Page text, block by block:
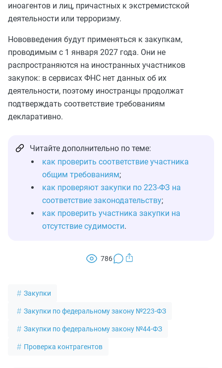
иноагентов и лиц, причастных к экстремистской
деятельности или терроризму.
Нововведения будут применяться к закупкам,
проводимым с 1 января 2027 года. Они не
распространяются на иностранных участников
закупок: в сервисах ФНС нет данных об их
деятельности, поэтому иностранцы продолжат
подтверждать соответствие требованиям
декларативно.
Читайте дополнительно по теме:
как проверить соответствие участника
общим требованиям;
как проверяют закупки по 223-ФЗ на
соответствие законодательству;
как проверить участника закупки на
отсутствие судимости.
786
Закупки
Закупки по федеральному закону №223-ФЗ
Закупки по федеральному закону №44-ФЗ
Проверка контрагентов